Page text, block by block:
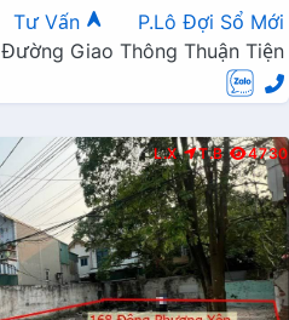
Tư Vấn
P.Lô Đợi Sổ Mới
Đường Giao Thông Thuận Tiện
L.X T.B 4730